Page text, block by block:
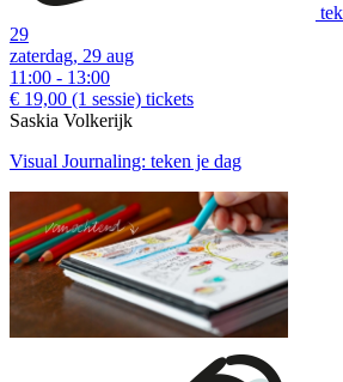
29
zaterdag, 29 aug
11:00 - 13:00
€ 19,00 (1 sessie) tickets
Saskia Volkerijk
Visual Journaling: teken je dag